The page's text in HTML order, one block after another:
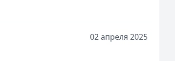
02 апреля 2025